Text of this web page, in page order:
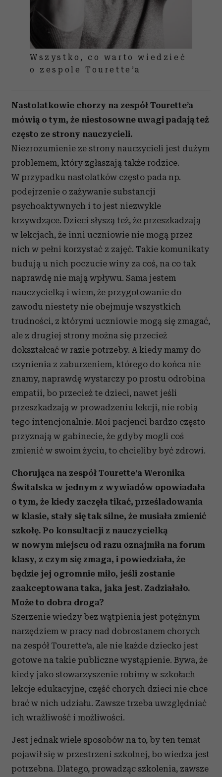
Wszystko, co warto wiedzieć
o zespole Tourette’a
Nastolatkowie chorzy na zespół Tourette’a
mówią o tym, że niestosowne uwagi padają też
często ze strony nauczycieli.
Niezrozumienie ze strony nauczycieli jest dużym
problemem, który zgłaszają także rodzice.
W przypadku nastolatków często pada np.
podejrzenie o zażywanie substancji
psychoaktywnych i to jest niezwykle
krzywdzące. Dzieci słyszą też, że przeszkadzają
w lekcjach, że inni uczniowie nie mogą przez
nich w pełni korzystać z zajęć. Takie komunikaty
budują u nich poczucie winy za coś, na co tak
naprawdę nie mają wpływu. Sama jestem
nauczycielką i wiem, że przygotowanie do
zawodu niestety nie obejmuje wszystkich
trudności, z którymi uczniowie mogą się zmagać,
ale z drugiej strony można się przecież
dokształcać w razie potrzeby. A kiedy mamy do
czynienia z zaburzeniem, którego do końca nie
znamy, naprawdę wystarczy po prostu odrobina
empatii, bo przecież te dzieci, nawet jeśli
przeszkadzają w prowadzeniu lekcji, nie robią
tego intencjonalnie. Moi pacjenci bardzo często
przyznają w gabinecie, że gdyby mogli coś
zmienić w swoim życiu, to chcieliby być zdrowi.
Chorująca na zespół Tourette‘a Weronika
Świtalska w jednym z wywiadów opowiadała
o tym, że kiedy zaczęła tikać, prześladowania
w klasie, stały się tak silne, że musiała zmienić
szkołę. Po konsultacji z nauczycielką
w nowym miejscu od razu oznajmiła na forum
klasy, z czym się zmaga, i powiedziała, że
będzie jej ogromnie miło, jeśli zostanie
zaakceptowana taka, jaka jest. Zadziałało.
Może to dobra droga?
Szerzenie wiedzy bez wątpienia jest potężnym
narzędziem w pracy nad dobrostanem chorych
na zespół Tourette’a, ale nie każde dziecko jest
gotowe na takie publiczne wystąpienie. Bywa, że
kiedy jako stowarzyszenie robimy w szkołach
lekcje edukacyjne, część chorych dzieci nie chce
brać w nich udziału. Zawsze trzeba uwzględniać
ich wrażliwość i możliwości.
Jest jednak wiele sposobów na to, by ten temat
pojawił się w przestrzeni szkolnej, bo wiedza jest
potrzebna. Dlatego, prowadząc szkolenia, zawsze